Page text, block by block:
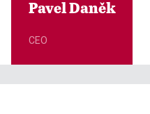
Pavel Daněk
CEO